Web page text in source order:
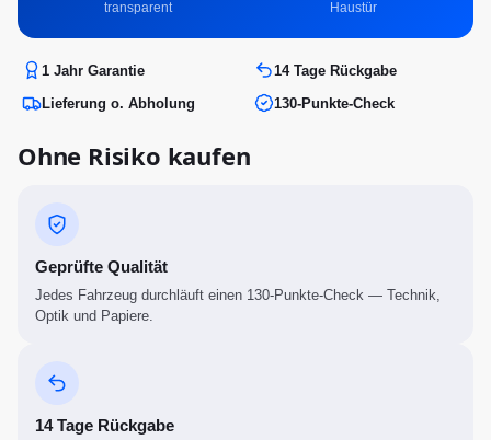
transparent Haustür
1 Jahr Garantie
14 Tage Rückgabe
Lieferung o. Abholung
130-Punkte-Check
Ohne Risiko kaufen
Geprüfte Qualität
Jedes Fahrzeug durchläuft einen 130-Punkte-Check — Technik,
Optik und Papiere.
14 Tage Rückgabe